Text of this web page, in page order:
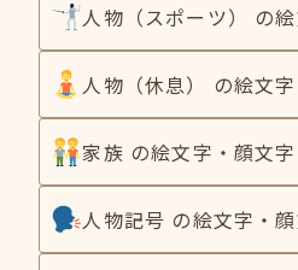
人物（スポーツ） の
人物（休息） の絵文
家族 の絵文字・顔文
人物記号 の絵文字・